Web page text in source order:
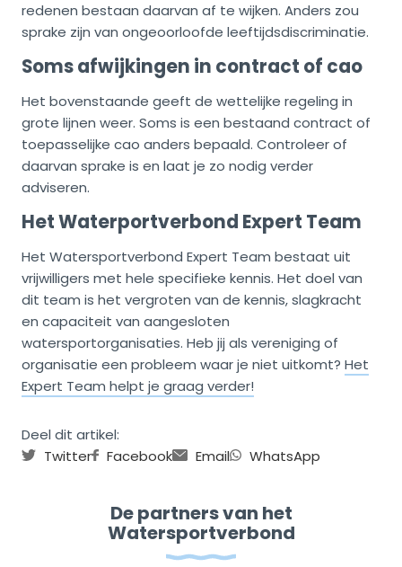
redenen bestaan daarvan af te wijken. Anders zou
sprake zijn van ongeoorloofde leeftijdsdiscriminatie.
Soms afwijkingen in contract of cao
Het bovenstaande geeft de wettelijke regeling in
grote lijnen weer. Soms is een bestaand contract of
toepasselijke cao anders bepaald. Controleer of
daarvan sprake is en laat je zo nodig verder
adviseren.
Het Waterportverbond Expert Team
Het Watersportverbond Expert Team bestaat uit
vrijwilligers met hele specifieke kennis. Het doel van
dit team is het vergroten van de kennis, slagkracht
en capaciteit van aangesloten
watersportorganisaties. Heb jij als vereniging of
organisatie een probleem waar je niet uitkomt? Het
Expert Team helpt je graag verder!
Deel dit artikel:
Twitter
Facebook Email WhatsApp
De partners van het
Watersportverbond